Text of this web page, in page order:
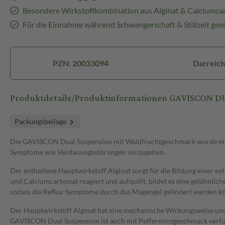
Besondere Wirkstoffkombination aus Alginat &
Für die Einnahme während Schwangerschaft & Stillzeit
PZN: 20033094
Produktdetails/Produktinformationen GAVISCON
Packungsbeilage
Die GAVISCON Dual Suspension mit Waldfruchtgeschmack wurde
Symptome wie Verdauungsstörungen vorzugehen.
Der enthaltene Hauptwirkstoff Alginat sorgt für die Bildung einer
und Calciumcarbonat reagiert und aufquillt, bildet es eine
sodass die Reflux-Symptome durch das Magengel gelindert
Der Hauptwirkstoff Alginat hat eine mechanische Wirkungsweise
GAVISCON Dual Suspension ist auch mit Pefferminzgeschmack